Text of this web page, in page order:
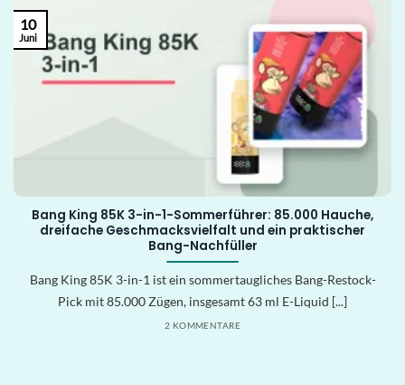
Bang King 85K 3-in-1-Sommerführer: 85.000 Hauche,
dreifache Geschmacksvielfalt und ein praktischer
Bang-Nachfüller
Bang King 85K 3-in-1 ist ein sommertaugliches Bang-Restock-
Pick mit 85.000 Zügen, insgesamt 63 ml E-Liquid [...]
2 KOMMENTARE
10
Juni